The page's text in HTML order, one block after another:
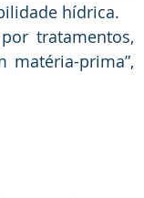
hídrica.
tratamentos,
matéria-prima”,